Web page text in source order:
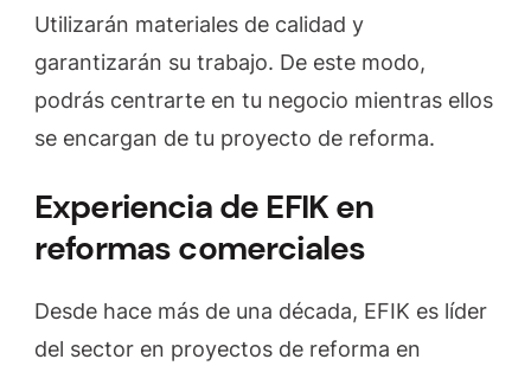
Utilizarán materiales de calidad y
garantizarán su trabajo. De este modo,
podrás centrarte en tu negocio mientras ellos
se encargan de tu proyecto de reforma.
Experiencia de EFIK en
reformas comerciales
Desde hace más de una década, EFIK es líder
del sector en proyectos de reforma en